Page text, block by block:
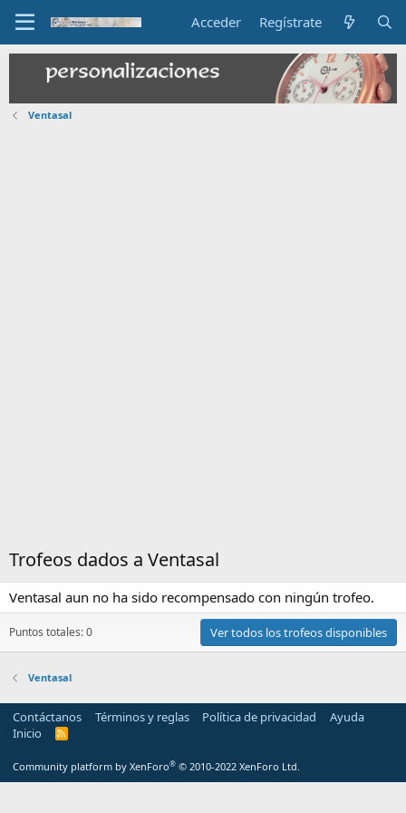
Acceder Regístrate
Ventasal
Trofeos dados a Ventasal
Ventasal aun no ha sido recompensado con ningún trofeo.
Puntos totales: 0 Ver todos los trofeos disponibles
Ventasal
Contáctanos Términos y reglas Política de privacidad
Ayuda
Inicio
R
S
Community platform by XenForo® © 2010-2022 XenForo Ltd.